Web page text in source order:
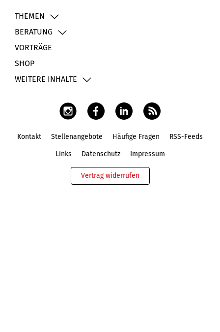
THEMEN
BERATUNG
VORTRÄGE
SHOP
WEITERE INHALTE
Kontakt Stellenangebote Häufige Fragen RSS-Feeds
Links Datenschutz Impressum
Vertrag widerrufen